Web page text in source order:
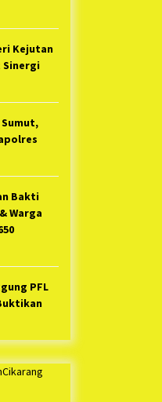
Kejutan
Sinergi
Bakti
Warga
PFL